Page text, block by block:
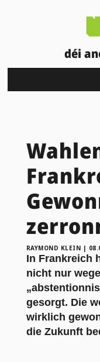
déi
RAYMOND KLEIN |
In Frankreich
nicht nur
gesorgt. Die
wirklich
die Zukunft